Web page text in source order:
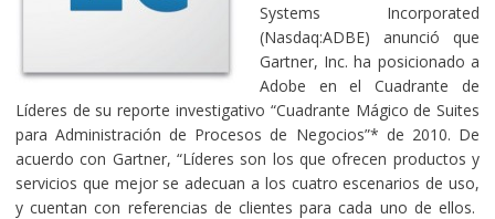
Systems Incorporated
(Nasdaq:ADBE) anunció que
Gartner, Inc. ha posicionado a
Adobe en el Cuadrante de
Líderes de su reporte investigativo “Cuadrante Mágico de Suites
para Administración de Procesos de Negocios”* de 2010. De
acuerdo con Gartner, “Líderes son los que ofrecen productos y
servicios que mejor se adecuan a los cuatro escenarios de uso,
y cuentan con referencias de clientes para cada uno de ellos.